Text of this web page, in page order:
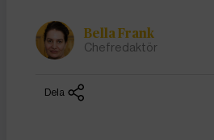
Bella Frank
Chefredaktör
Dela